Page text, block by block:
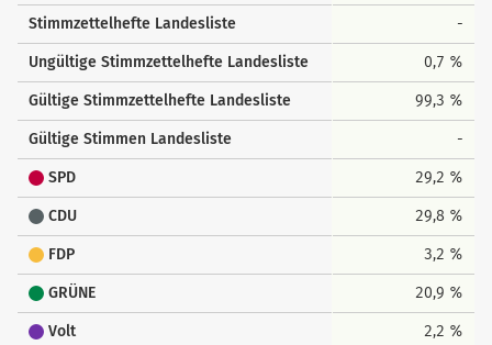
Stimmzettelhefte Landesliste -
Ungültige Stimmzettelhefte Landesliste 0,7 %
Gültige Stimmzettelhefte Landesliste 99,3 %
Gültige Stimmen Landesliste -
SPD 29,2 %
CDU 29,8 %
FDP 3,2 %
GRÜNE 20,9 %
Volt 2,2 %